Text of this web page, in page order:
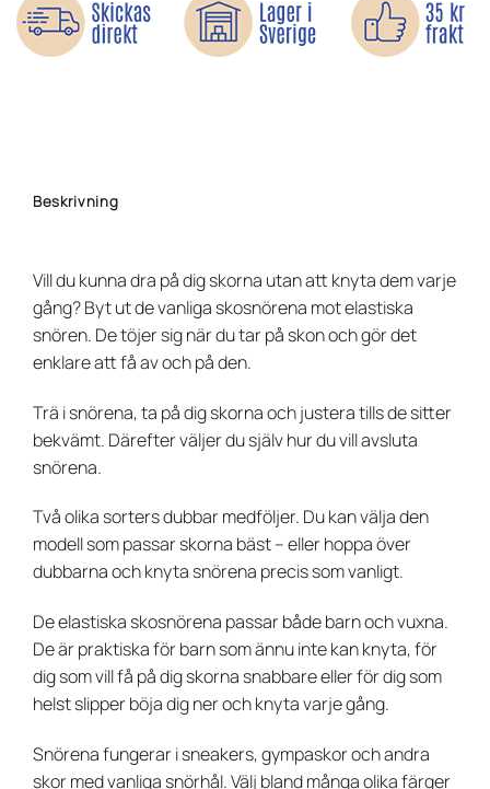
Beskrivning
Vill du kunna dra på dig skorna utan att knyta dem varje
gång? Byt ut de vanliga skosnörena mot elastiska
snören. De töjer sig när du tar på skon och gör det
enklare att få av och på den.
Trä i snörena, ta på dig skorna och justera tills de sitter
bekvämt. Därefter väljer du själv hur du vill avsluta
snörena.
Två olika sorters dubbar medföljer. Du kan välja den
modell som passar skorna bäst – eller hoppa över
dubbarna och knyta snörena precis som vanligt.
De elastiska skosnörena passar både barn och vuxna.
De är praktiska för barn som ännu inte kan knyta, för
dig som vill få på dig skorna snabbare eller för dig som
helst slipper böja dig ner och knyta varje gång.
Snörena fungerar i sneakers, gympaskor och andra
skor med vanliga snörhål. Välj bland många olika färger